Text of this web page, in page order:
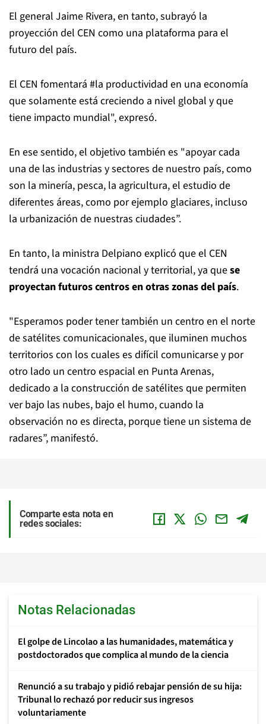
El general Jaime Rivera, en tanto, subrayó la
proyección del CEN como una plataforma para el
futuro del país.
El CEN fomentará #la productividad en una economía
que solamente está creciendo a nivel global y que
tiene impacto mundial", expresó.
En ese sentido, el objetivo también es "apoyar cada
una de las industrias y sectores de nuestro país, como
son la minería, pesca, la agricultura, el estudio de
diferentes áreas, como por ejemplo glaciares, incluso
la urbanización de nuestras ciudades”.
En tanto, la ministra Delpiano explicó que el CEN
tendrá una vocación nacional y territorial, ya quese
proyectan futuros centros en otras zonas del país.
"Esperamos poder tener también un centro en el norte
de satélites comunicacionales, que iluminen muchos
territorios con los cuales es difícil comunicarse y por
otro lado un centro espacial en Punta Arenas,
dedicado a la construcción de satélites que permiten
ver bajo las nubes, bajo el humo, cuando la
observación no es directa, porque tiene un sistema de
radares”, manifestó.
Comparte esta nota en
redes sociales:
Notas Relacionadas
El golpe de Lincolao a las humanidades, matemática y
postdoctorados que complica al mundo de la ciencia
Renunció a su trabajo y pidió rebajar pensión de su hija:
Tribunal lo rechazó por reducir sus ingresos
voluntariamente